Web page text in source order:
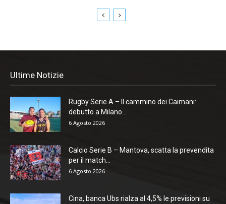
Ultime Notizie
Rugby Serie A – Il cammino dei Caimani:
debutto a Milano...
6 Agosto 2026
Calcio Serie B – Mantova, scatta la prevendita
per il match...
6 Agosto 2026
Cina, banca Ubs rialza al 4,5% le previsioni su